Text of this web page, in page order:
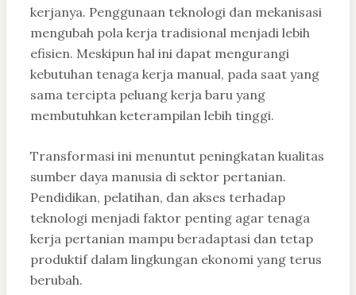
kerjanya. Penggunaan teknologi dan mekanisasi
mengubah pola kerja tradisional menjadi lebih
efisien. Meskipun hal ini dapat mengurangi
kebutuhan tenaga kerja manual, pada saat yang
sama tercipta peluang kerja baru yang
membutuhkan keterampilan lebih tinggi.
Transformasi ini menuntut peningkatan kualitas
sumber daya manusia di sektor pertanian.
Pendidikan, pelatihan, dan akses terhadap
teknologi menjadi faktor penting agar tenaga
kerja pertanian mampu beradaptasi dan tetap
produktif dalam lingkungan ekonomi yang terus
berubah.